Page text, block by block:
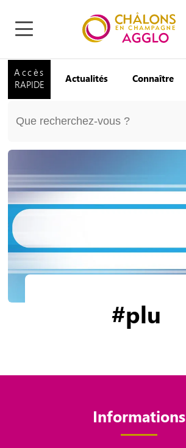
Accès
RAPIDE
Actualités Connaître
#plu
Informations